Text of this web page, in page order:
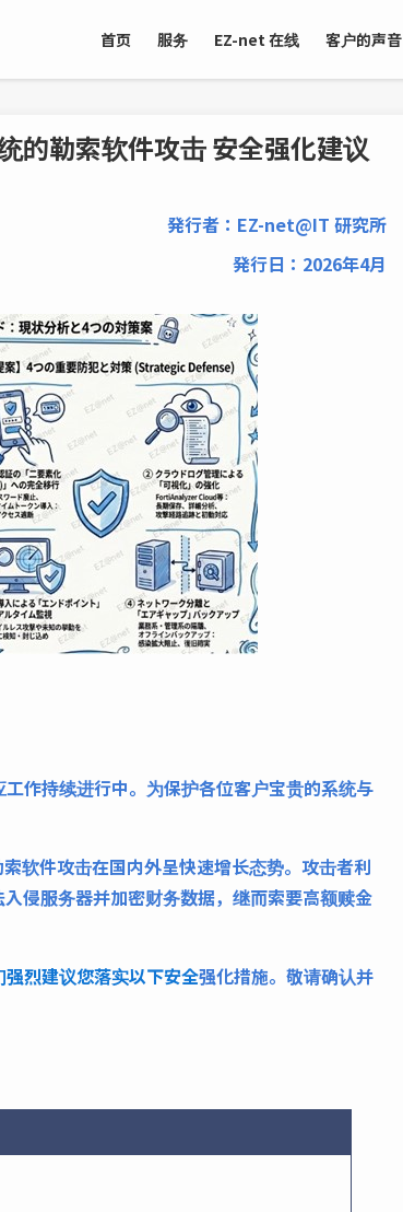
首页 服务 EZ-net 在线 客户的声音
的勒索软件攻击 安全强化建议
発行者：EZ-net@IT 研究所
発行日：2026年4月
作持续进行中。为保护各位客户宝贵的系统与
软件攻击在国内外呈快速增长态势。攻击者利
侵服务器并加密财务数据，继而索要高额赎金
烈建议您落实以下安全强化措施。敬请确认并